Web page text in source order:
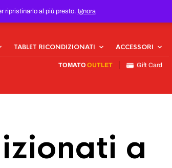
ripristinarlo al più presto. Ignora
TABLET RICONDIZIONATI ACCESSORI
TOMATO OUTLET Gift Card
a